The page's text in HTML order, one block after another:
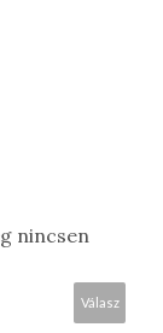
nincsen
Válasz